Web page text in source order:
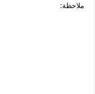
ملاحظة: